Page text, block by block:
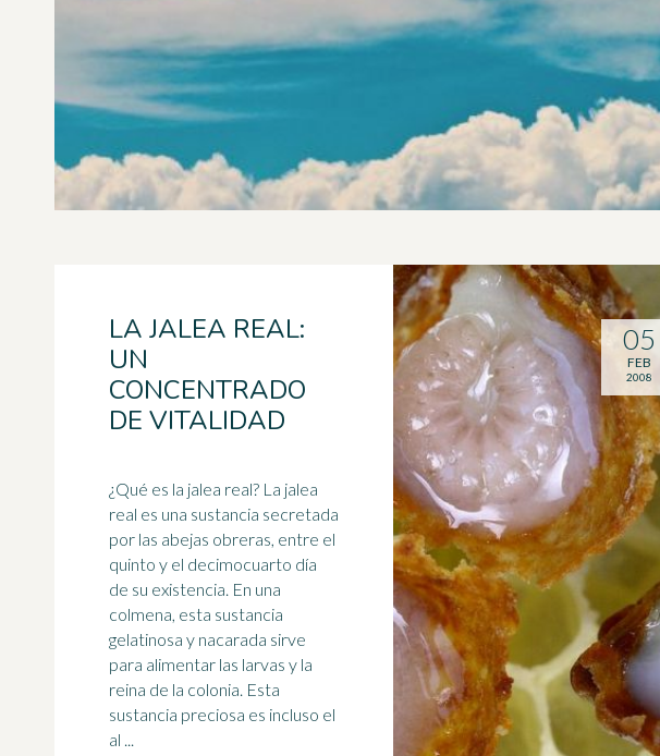
LA JALEA REAL:
UN
CONCENTRADO
DE VITALIDAD
¿Qué es la jalea real? La jalea
real es una sustancia secretada
por las abejas obreras, entre el
quinto y el decimocuarto día
de su existencia. En una
colmena, esta sustancia
gelatinosa y nacarada sirve
para alimentar las larvas y la
reina de la colonia. Esta
sustancia preciosa es incluso el
al ...
05
FEB
2008